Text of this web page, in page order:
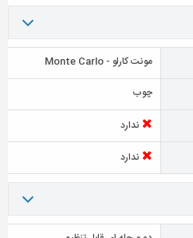
مونت کارلو - Monte Carlo
چوب
ندارد
ندارد